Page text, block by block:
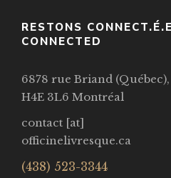
RESTONS
CONNECTED
6878 rue Briand (Québec),
H4E 3L6 Montréal
contact [at]
officinelivresque.ca
(438) 523-3344